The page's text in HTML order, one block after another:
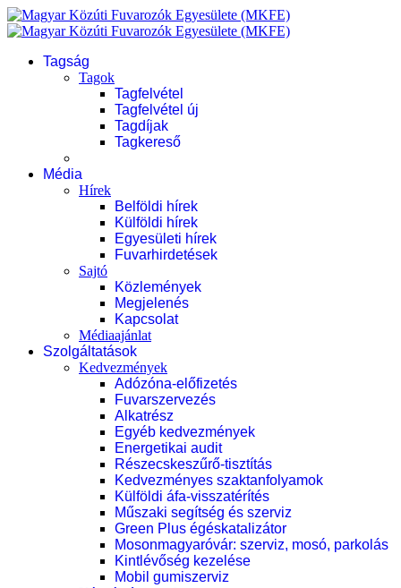
Tagság
Tagok
Tagfelvétel
Tagfelvétel új
Tagdíjak
Tagkereső
Média
Hírek
Belföldi hírek
Külföldi hírek
Egyesületi hírek
Fuvarhirdetések
Sajtó
Közlemények
Megjelenés
Kapcsolat
Médiaajánlat
Szolgáltatások
Kedvezmények
Adózóna-előfizetés
Fuvarszervezés
Alkatrész
Egyéb kedvezmények
Energetikai audit
Részecskeszűrő-tisztítás
Kedvezményes szaktanfolyamok
Külföldi áfa-visszatérítés
Műszaki segítség és szerviz
Green Plus égéskatalizátor
Mosonmagyaróvár: szerviz, mosó, parkolás
Kintlévőség kezelése
Mobil gumiszerviz